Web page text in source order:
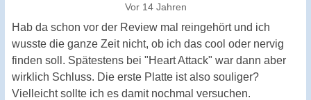
Vor 14 Jahren
Hab da schon vor der Review mal reingehört und ich
wusste die ganze Zeit nicht, ob ich das cool oder nervig
finden soll. Spätestens bei "Heart Attack" war dann aber
wirklich Schluss. Die erste Platte ist also souliger?
Vielleicht sollte ich es damit nochmal versuchen.